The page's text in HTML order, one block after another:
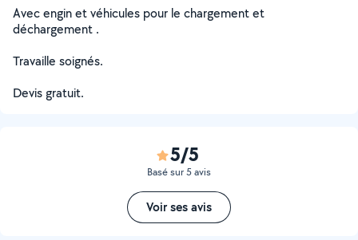
Avec engin et véhicules pour le chargement et
déchargement .
Travaille soignés.
Devis gratuit.
5/5
Basé sur 5 avis
Voir ses avis